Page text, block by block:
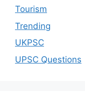
Tourism
Trending
UKPSC
UPSC Questions